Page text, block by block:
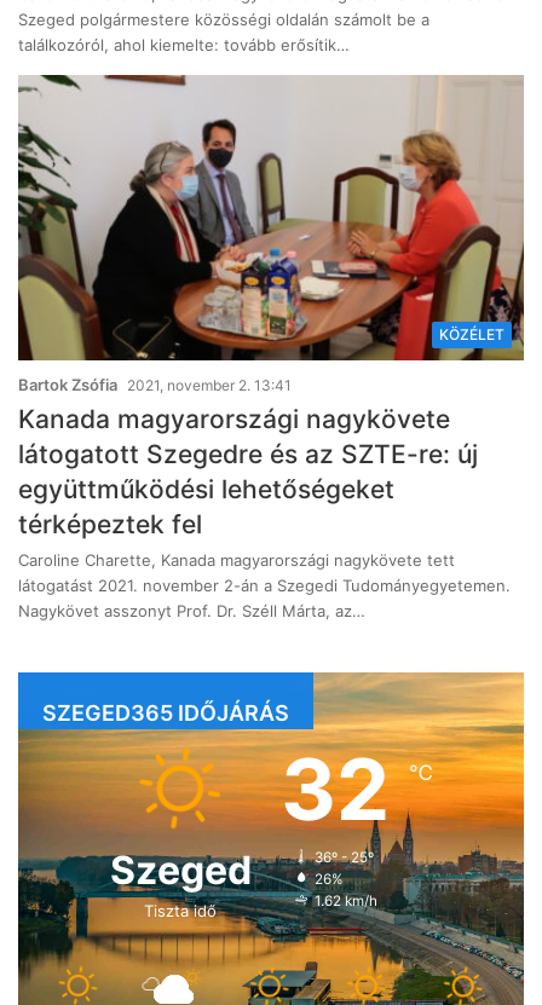
Szeged polgármestere közösségi oldalán számolt be a
találkozóról, ahol kiemelte: tovább erősítik…
KÖZÉLET
Bartok Zsófia 2021, november 2. 13:41
Kanada magyarországi nagykövete
látogatott Szegedre és az SZTE-re: új
együttműködési lehetőségeket
térképeztek fel
Caroline Charette, Kanada magyarországi nagykövete tett
látogatást 2021. november 2-án a Szegedi Tudományegyetemen.
Nagykövet asszonyt Prof. Dr. Széll Márta, az…
SZEGED365 IDŐJÁRÁS
Szeged
Tiszta idő
32℃
36º - 25º
26%
1.62 km/h